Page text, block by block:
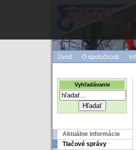
Úvod O spoločnosti
Vyhľadávanie
Aktuálne informácie
Tlačové správy